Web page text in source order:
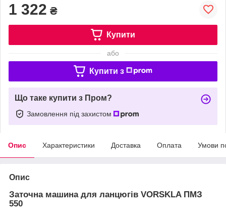
1 322 ₴
Купити
або
Купити з
Що таке купити з Пром?
Замовлення під захистом
Опис Характеристики Доставка Оплата Умови
Опис
Заточна машина для ланцюгів VORSKLA ПМЗ
550